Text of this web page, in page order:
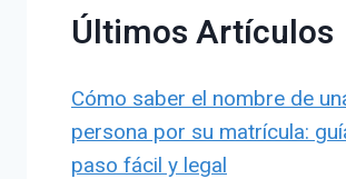
Últimos Artículos
Cómo saber el nombre de
persona por su matrícula:
paso fácil y legal